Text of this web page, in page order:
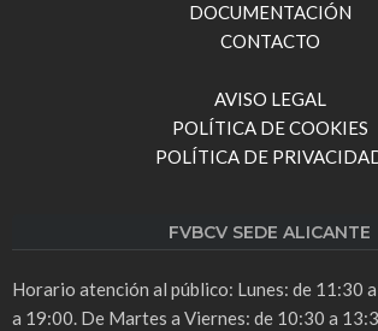
DOCUMENTACIÓN
CONTACTO
AVISO LEGAL
POLÍTICA DE COOKIES
POLÍTICA DE
FVBCV SEDE ALICANTE
Horario atención al público: Lunes: de 11:30
a 19:00. De Martes a Viernes: de 10:30 a